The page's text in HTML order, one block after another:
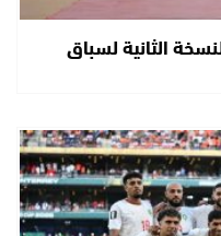
الثانية لسباق